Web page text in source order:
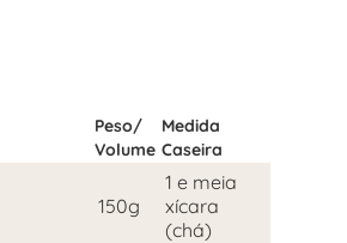
Peso/
Volume
Medida
Caseira
150g
1 e meia
xícara
(chá)